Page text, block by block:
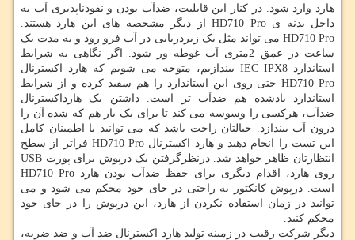
هارد وارد شود. در کنار این قابلیت، ضدآب بودن و نفوذناپذیری آب به
داخل بدنه ی HD710 Pro از دیگر مشخصه های این هارد هستند.
HD710 Pro می تواند مثل یک زیردریایی در آب فرو رود و به مدت یک
ساعت در عمق 2متری آب غوطه ور شود. اگر نگاهی به شرایط
استاندارد IEC IPX8 بیندازیم، متوجه می شویم که هارد اکسترنال
HD710 Pro حتی روی این استاندارد را هم سفید کرده و از شرایط
استاندارد یادشده هم ضدآب تر است. داشتن یک هارداکسترنال
ضدآب، هرکسی را وسوسه می کند تا برای یک بار هم که شده آن را
درون آب بیندازد. خیالتان راحت باشد که می توانید با اطمینان کامل
این تست را انجام دهید و هارد اکسترنال HD710 Pro فراتر از سطح
انتظارتان ظاهر خواهد شد. درنظرگرفتن یک درپوش برای پورت USB
روی هارد، اقدام دیگری برای حفظ ضدآب بودن هارد HD710 Pro
است. درپوش کانکتور به راحتی در جای خود محکم می شود و می
توانید در زمان استفاده نکردن از هارد، این درپوش را در جای خود
محکم کنید.
دیگر شرکت رقیب در زمینه تولید هارد اکسترنال ضد آب و ضد ضربه،